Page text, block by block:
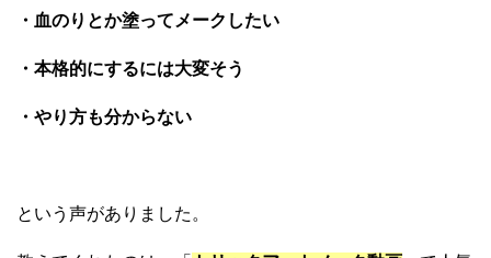
・血のりとか塗ってメークしたい
・本格的にするには大変そう
・やり方も分からない
という声がありました。